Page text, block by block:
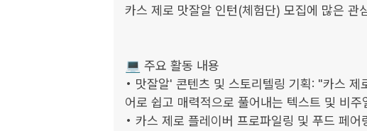
카스 제로 맛잘알 인턴(체험단) 모집에 많은 관
💻 주요 활동 내용
• 맛잘알' 콘텐츠 및 스토리텔링 기획: "카스
어로 쉽고 매력적으로 풀어내는 텍스트 및 비주
• 카스 제로 플레이버 프로파일링 및 푸드 페